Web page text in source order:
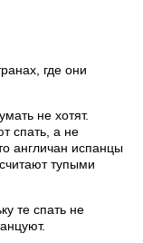
где они
не хотят.
спать, а не
англичан испанцы
тупыми
те спать не